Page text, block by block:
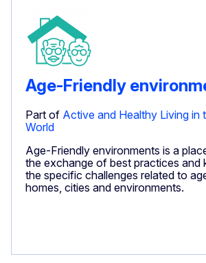
Age-Friendly
Part of Active and Healthy Living in
World
Age-Friendly environments is a
the exchange of best practices and
the specific challenges related to
homes, cities and environments.